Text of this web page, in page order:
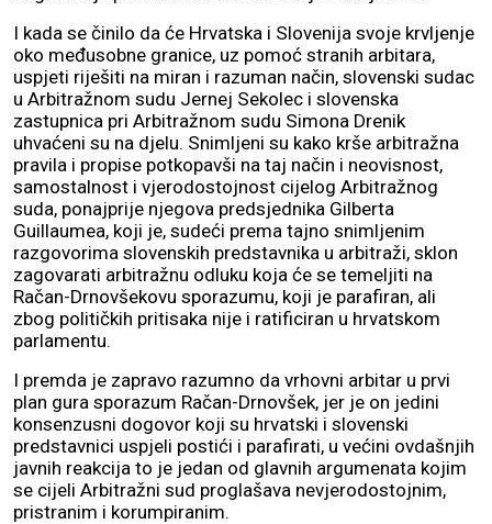
I kada se činilo da će Hrvatska i Slovenija svoje krvljenje
oko međusobne granice, uz pomoć stranih arbitara,
uspjeti riješiti na miran i razuman način, slovenski sudac
u Arbitražnom sudu Jernej Sekolec i slovenska
zastupnica pri Arbitražnom sudu Simona Drenik
uhvaćeni su na djelu. Snimljeni su kako krše arbitražna
pravila i propise potkopavši na taj način i neovisnost,
samostalnost i vjerodostojnost cijelog Arbitražnog
suda, ponajprije njegova predsjednika Gilberta
Guillaumea, koji je, sudeći prema tajno snimljenim
razgovorima slovenskih predstavnika u arbitraži, sklon
zagovarati arbitražnu odluku koja će se temeljiti na
Račan-Drnovšekovu sporazumu, koji je parafiran, ali
zbog političkih pritisaka nije i ratificiran u hrvatskom
parlamentu.
I premda je zapravo razumno da vrhovni arbitar u prvi
plan gura sporazum Račan-Drnovšek, jer je on jedini
konsenzusni dogovor koji su hrvatski i slovenski
predstavnici uspjeli postići i parafirati, u većini ovdašnjih
javnih reakcija to je jedan od glavnih argumenata kojim
se cijeli Arbitražni sud proglašava nevjerodostojnim,
pristranim i korumpiranim.